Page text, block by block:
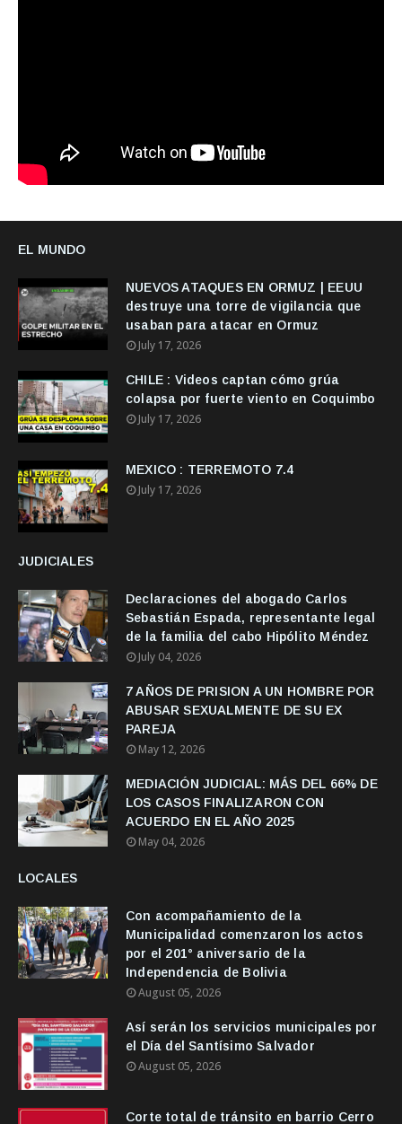
EL MUNDO
NUEVOS ATAQUES EN ORMUZ | EEUU
destruye una torre de vigilancia que
usaban para atacar en Ormuz
July 17, 2026
CHILE : Videos captan cómo grúa
colapsa por fuerte viento en Coquimbo
July 17, 2026
MEXICO : TERREMOTO 7.4
July 17, 2026
JUDICIALES
Declaraciones del abogado Carlos
Sebastián Espada, representante legal
de la familia del cabo Hipólito Méndez
July 04, 2026
7 AÑOS DE PRISION A UN HOMBRE POR
ABUSAR SEXUALMENTE DE SU EX
PAREJA
May 12, 2026
MEDIACIÓN JUDICIAL: MÁS DEL 66% DE
LOS CASOS FINALIZARON CON
ACUERDO EN EL AÑO 2025
May 04, 2026
LOCALES
Con acompañamiento de la
Municipalidad comenzaron los actos
por el 201° aniversario de la
Independencia de Bolivia
August 05, 2026
Así serán los servicios municipales por
el Día del Santísimo Salvador
August 05, 2026
Corte total de tránsito en barrio Cerro